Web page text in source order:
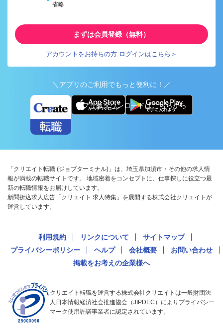
省略
まずは会員登録（無料）
アカウントをお持ちの方 ログインはこちら＞
＼アプリのご利用でもっと便利に！／
アプリ版ダウンロードはこちらから
「クリエイト転職 (ジョブターミナル)」は、埼玉県加須市・その他の求人情
報が満載の転職サイトです。 地域密着をコンセプトに、仕事探しに役立つ最
新の転職情報をお届けしています。
新聞折込求人広告「クリエイト 求人特集」を展開する株式会社クリエイトが
運営しています。
利用規約 リンクについて
サイトマップ
プライバシーポリシー
ヘルプ 会社概要
お問い合わせ
掲載をお考えの企業様へ
クリエイト転職を運営する株式会社クリエイトは一般財団法
人日本情報経済社会推進協会（JIPDEC）によりプライバシー
マーク使用許諾事業者に認定されています。